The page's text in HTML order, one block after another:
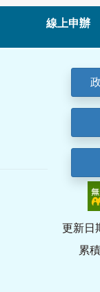
線上申辦
更新日
累